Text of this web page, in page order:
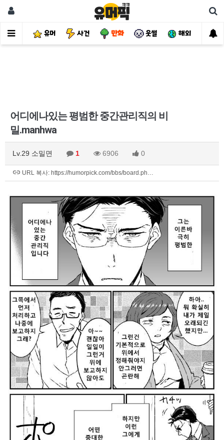
유머 사건 만화 웃썰 해외 핫
어디에나있는 평범한 중간관리직의 비
밀.manhwa
Lv.29 소밀면 1 6906 0
URL 복사: https://humorpick.com/bbs/board.ph…